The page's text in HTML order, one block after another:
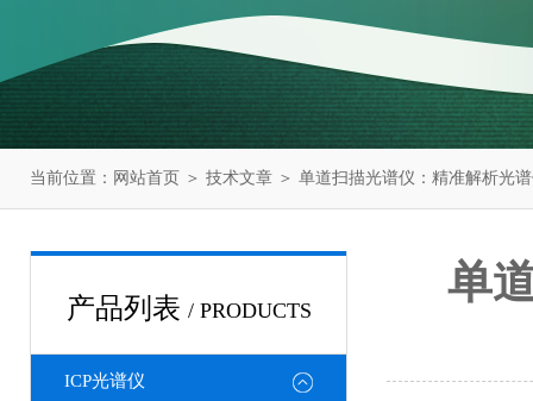
当前位置： 网站首页 ＞ 技术文章 ＞ 单道扫描光谱仪：精准解析光
产品列表 / PRODUCTS
ICP光谱仪
单